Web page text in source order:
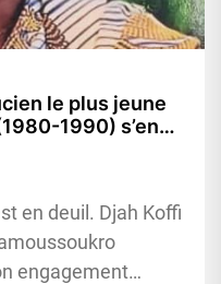
le plus jeune
1990) s’en
en deuil. Djah Koffi
engagement